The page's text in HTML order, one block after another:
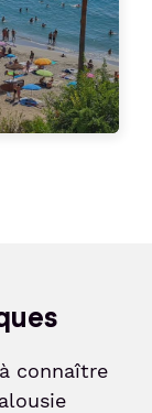
connaître